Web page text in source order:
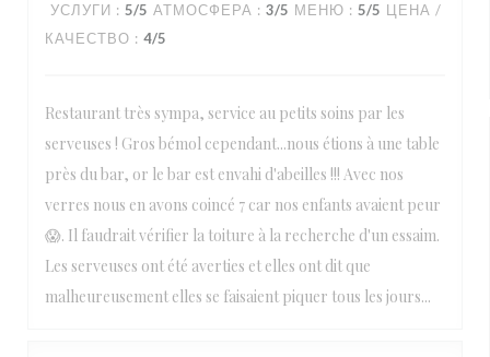
УСЛУГИ : 5/5 АТМОСФЕРА : 3/5 МЕНЮ : 5/5 ЦЕНА /
КАЧЕСТВО : 4/5
Restaurant très sympa, service au petits soins par les
serveuses ! Gros bémol cependant...nous étions à une table
près du bar, or le bar est envahi d'abeilles !!! Avec nos
verres nous en avons coincé 7 car nos enfants avaient peur
😱. Il faudrait vérifier la toiture à la recherche d'un essaim.
Les serveuses ont été averties et elles ont dit que
malheureusement elles se faisaient piquer tous les jours...